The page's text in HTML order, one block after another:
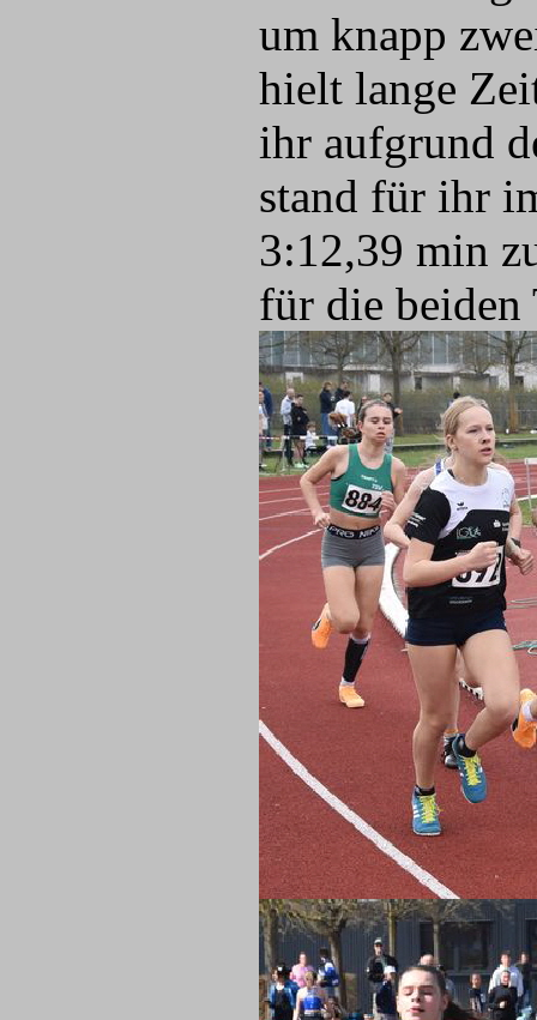
um knapp
hielt lange
ihr aufgrund
stand für ihr
3:12,39 min
für die